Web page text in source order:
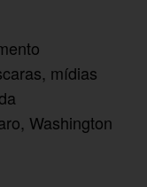
, mídias
, Washington